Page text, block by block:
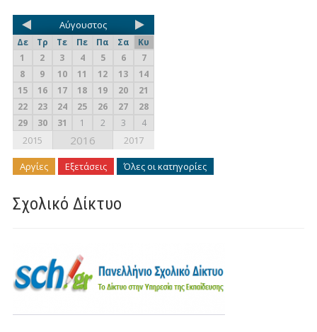
Αύγουστος
Δε Τρ Τε Πε Πα Σα
Κυ
1
2 3 4 5 6
7
8
9 10 11 12 13
14
15
16 17 18 19 20
21
22
23 24 25 26 27
28
29
30 31 1 2 3 4
2015 2016 2017
Αργίες Εξετάσεις Όλες οι κατηγορίες
Σχολικό Δίκτυο